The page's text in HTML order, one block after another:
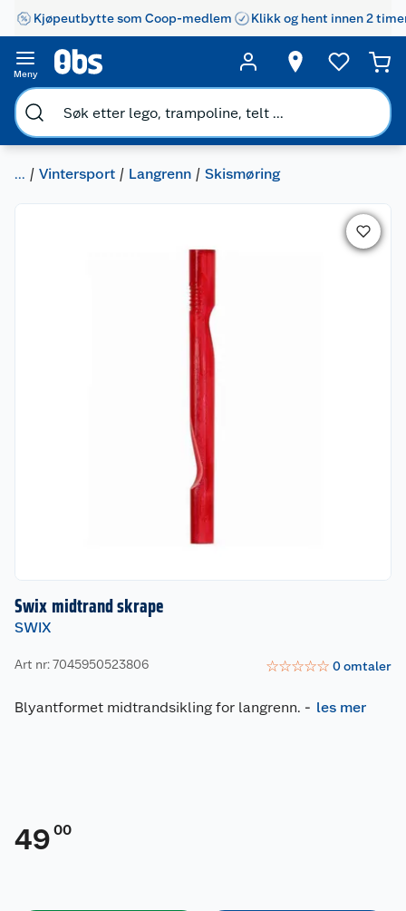
Kjøpeutbytte som Coop-medlem Klikk og hent innen 2
Meny
... Vintersport Langrenn Skismøring
Swix midtrand skrape
SWIX
Art nr: 7045950523806 ☆☆☆☆☆ 0omtaler
Blyantformet midtrandsikling for langrenn. - les mer
49 00